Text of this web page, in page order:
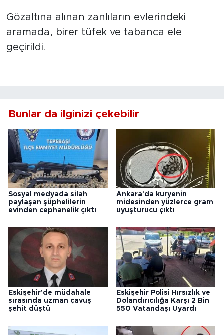
Gözaltına alınan zanlıların evlerindeki
aramada, birer tüfek ve tabanca ele
geçirildi.
Bunlar da ilginizi çekebilir
Sosyal medyada silah
paylaşan şüphelilerin
evinden cephanelik çıktı
Ankara'da kuryenin
midesinden yüzlerce gram
uyuşturucu çıktı
Eskişehir'de müdahale
sırasında uzman çavuş
şehit düştü
Eskişehir Polisi Hırsızlık ve
Dolandırıcılığa Karşı 2 Bin
550 Vatandaşı Uyardı